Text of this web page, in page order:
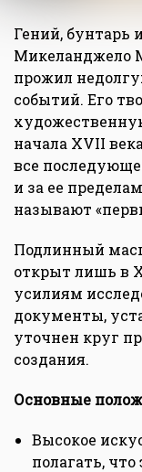
Гений, бунтарь
Микеланджело
прожил
событий. Его
начала XVII
все
и за ее
называют
Подлинный
открыт лишь в
усилиям
документы,
уточнен круг
создания.
Основные
Высокое
полагать,